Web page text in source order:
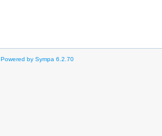
Powered by Sympa 6.2.70